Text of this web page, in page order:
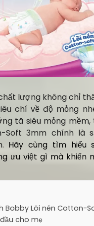
lượng không chỉ
chí về độ mỏng
tã siêu mỏng
Soft 3mm chính là
Hãy cùng tìm hiểu
ưu việt gì mà khiến
Bobby Lõi nén Cotton-
cho mẹ